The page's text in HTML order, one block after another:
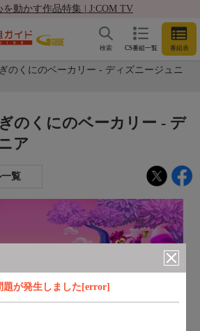
を動かす作品特集 | J:COM TV
CS番組一覧 番組表
検索
のくにのベーカリー - ディズニージュニ
題が発生しました[error]
のくにのベーカリー - デ
ア
覧